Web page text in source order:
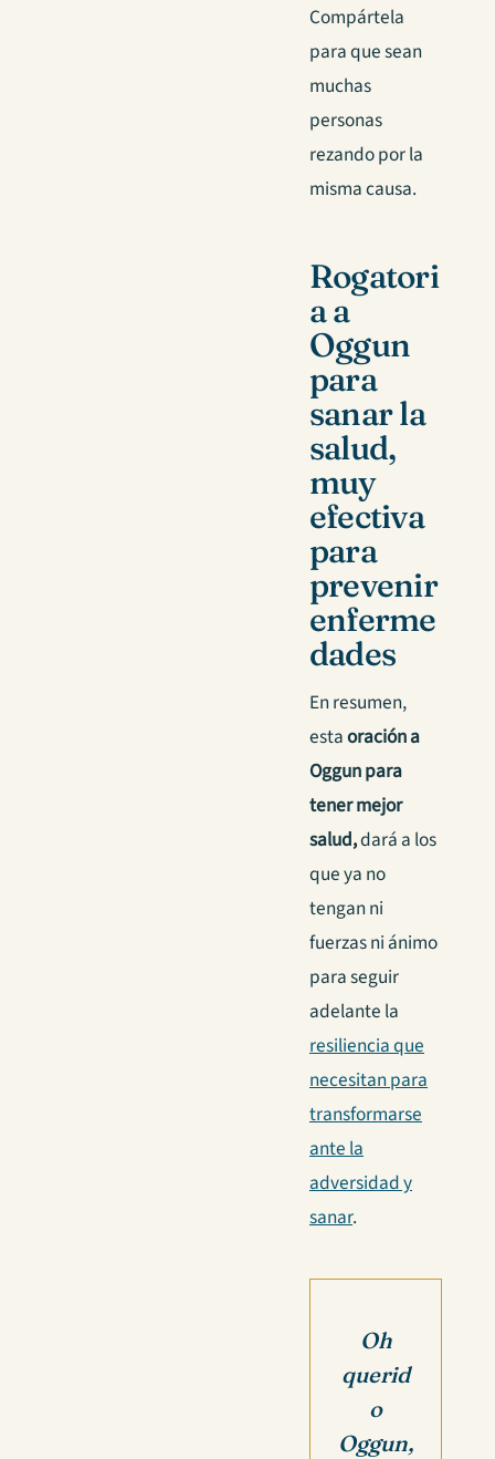
Compártela
para que sean
muchas
personas
rezando por la
misma causa.
Rogatori
a a
Oggun
para
sanar la
salud,
muy
efectiva
para
prevenir
enferme
dades
En resumen,
estaoración a
Oggun para
tener mejor
salud,dará a los
que ya no
tengan ni
fuerzas ni ánimo
para seguir
adelante la
resiliencia que
necesitan para
transformarse
ante la
adversidad y
sanar.
Oh
querid
o
Oggun,